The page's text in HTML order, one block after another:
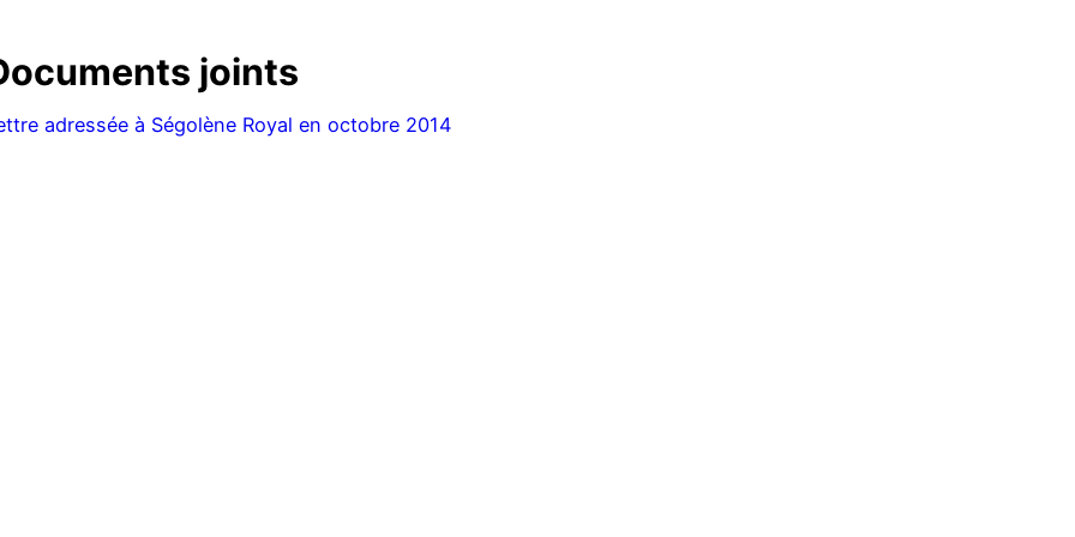
joints
adressée à Ségolène Royal en octobre 2014